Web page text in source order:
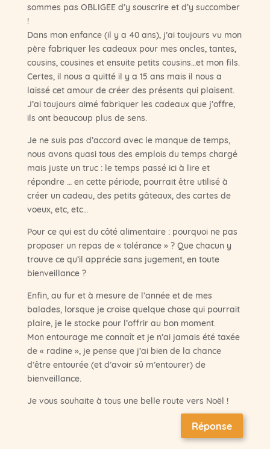
sommes pas OBLIGEE d’y souscrire et d’y succomber
!
Dans mon enfance (il y a 40 ans), j’ai toujours vu mon
père fabriquer les cadeaux pour mes oncles, tantes,
cousins, cousines et ensuite petits cousins…et mon fils.
Certes, il nous a quitté il y a 15 ans mais il nous a
laissé cet amour de créer des présents qui plaisent.
J’ai toujours aimé fabriquer les cadeaux que j’offre,
ils ont beaucoup plus de sens.
Je ne suis pas d’accord avec le manque de temps,
nous avons quasi tous des emplois du temps chargé
mais juste un truc : le temps passé ici à lire et
répondre … en cette période, pourrait être utilisé à
créer un cadeau, des petits gâteaux, des cartes de
voeux, etc, etc…
Pour ce qui est du côté alimentaire : pourquoi ne pas
proposer un repas de « tolérance » ? Que chacun y
trouve ce qu’il apprécie sans jugement, en toute
bienveillance ?
Enfin, au fur et à mesure de l’année et de mes
balades, lorsque je croise quelque chose qui pourrait
plaire, je le stocke pour l’offrir au bon moment.
Mon entourage me connaît et je n’ai jamais été taxée
de « radine », je pense que j’ai bien de la chance
d’être entourée (et d’avoir sû m’entourer) de
bienveillance.
Je vous souhaite à tous une belle route vers Noël !
Réponse